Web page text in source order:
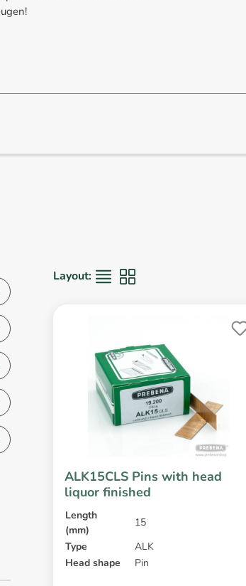
Layout:
ALK15CLS Pins with head
liquor finished
Length
(mm)
15
Type
ALK
Head shape
Pin